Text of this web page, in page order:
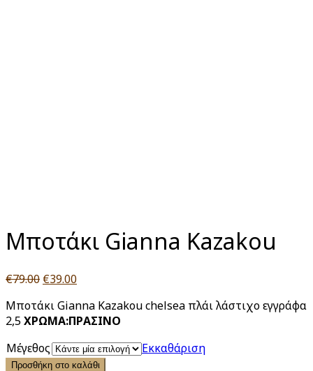
Μποτάκι Gianna Kazakou
€79.00 Original
was:
€79.00.
€39.00Η
τιμή
είναι:
€39.00.
Μποτάκι Gianna Kazakou chelsea πλάι λάστιχο εγγράφα
2,5ΧΡΩΜΑ:ΠΡΑΣΙΝΟ
Μέγεθος
Εκκαθάριση
Προσθήκη στο καλάθι